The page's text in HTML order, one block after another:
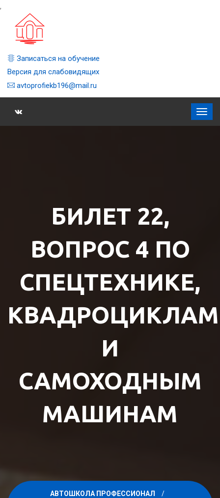
,
Записаться на обучение
Версия для слабовидящих
avtoprofiekb196@mail.ru
БИЛЕТ 22,
ВОПРОС 4 ПО
СПЕЦТЕХНИКЕ,
КВАДРОЦИКЛАМ
И
САМОХОДНЫМ
МАШИНАМ
АВТОШКОЛА ПРОФЕССИОНАЛ